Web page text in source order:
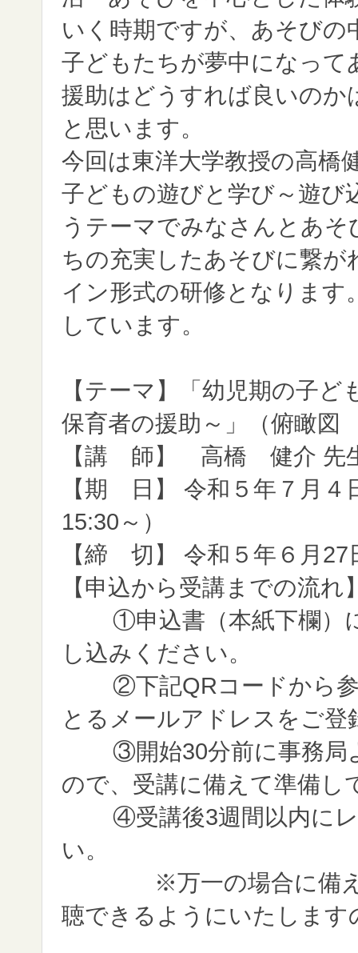
いく時期ですが、あそび
子どもたちが夢中になっ
援助はどうすれば良いのか
と思います。
今回は東洋大学教授の高橋
子どもの遊びと学び～遊び
うテーマでみなさんとあ
ちの充実したあそびに繋
イン形式の研修となりま
しています。
【テーマ】「幼児期の子
保育者の援助～」（俯瞰
【講 師】 高橋 健介 先
【期 日】 令和５年７月
15:30～）
【締 切】 令和５年６
【申込から受講までの流れ
①申込書（本紙下欄）
し込みください。
②下記QRコードから
とるメールアドレスをご登
③開始30分前に事務局
ので、受講に備えて準備し
④受講後3週間以内に
い。
※万一の場合に備え、
聴できるようにいたしま